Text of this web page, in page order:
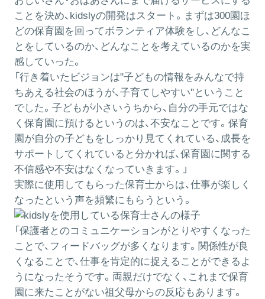
ことを決め、kidslyの開発はスタート。まずは300園ほ
どの保育園を回ってボランティア体験をし、どんなこ
とをしているのか、どんなことを考えているのかを実
感していった。
「行き着いたビジョンは"子どもの情報をみんなで持
ちあえる社会のほうが、子育てしやすい"ということ
でした。子どもが小さいうちから、自分の手元ではな
く保育園に預けるというのは、不安なことです。保育
園が自分の子どもをしっかり見てくれている、成長を
サポートしてくれていると分かれば、保育園に関する
不信感や不安はなくなっていきます。」
実際に使用してもらった保育士からは、仕事が楽しく
なったという声を頻繁にもらうという。
「保護者とのコミュニケーションがとりやすくなった
ことで、フィードバッグが多くなります。関係性が良
くなることで、仕事を肯定的に捉えることができるよ
うになったそうです。両親だけでなく、これまで保育
園に来たことがない祖父母からの反応もあります。